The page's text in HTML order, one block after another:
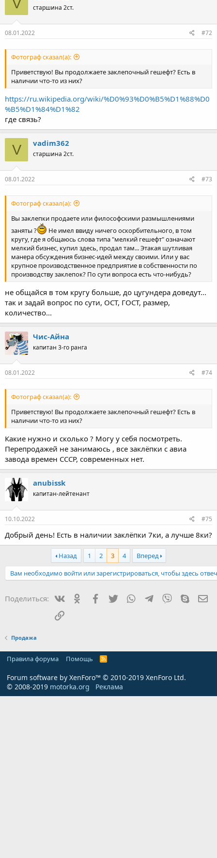
V старшина 2ст.
08.01.2022 #72
Фотограф сказал(а):
Приветствую! Вы продолжаете заклепочный гешефт? Есть в
наличии что-то из них?
https://ru.wikipedia.org/wiki/%D0%93%D0%B5%D1%88%D0
%B5%D1%84%D1%82
где связь?
V vadim362
старшина 2ст.
08.01.2022 #73
Фотограф сказал(а):
Вы заклепки продаете или философскими размышлениями
заняты ?
Не имел ввиду ничего оскорбительного, в том
кругу, где я общаюсь слова типа "мелкий гешефт" означают
мелкий бизнес, купил здесь, продал там... Этакая шутливая
манера обсуждения бизнес-идей между своими. Или у вас
крупное производственное предприятие в собственности по
производству заклепок? По сути вопроса есть что-нибудь?
не общайся в том кругу больше, до цугундера доведут...
так и задай вопрос по сути, ОСТ, ГОСТ, размер,
количество...
Чис-Айна
капитан 3-го ранга
08.01.2022 #74
Фотограф сказал(а):
Приветствую! Вы продолжаете заклепочный гешефт? Есть в
наличии что-то из них?
Какие нужно и сколько ? Могу у себя посмотреть.
Перепродажей не занимаюсь , все заклёпки с авиа
завода времен СССР, современных нет.
anubissk
капитан-лейтенант
10.10.2022 #75
Добрый день! Есть в наличии заклёпки 7ки, а лучше 8ки?
Назад 1 2 3 4
Вперед
Вам необходимо войти или зарегистрироваться, чтобы здесь
Поделиться: ВконтактеОдноклассники
Facebook
TwitterWhatsAppTelegram
Viber Skype
Ссылка
Продажа
Правила форума Помощь
R
Forum software by XenForo™ © 2010-2019 XenForo Ltd.
© 2008-2019 motorka.org Реклама